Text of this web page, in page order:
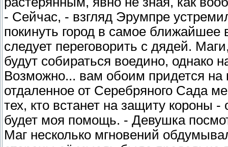
- Сейчас, - взгляд Эрумпре
покинуть город в самое
следует переговорить с дядей.
будут собираться воедино, однако
Возможно... вам обоим придется на
отдаленное от Серебряного Сада
тех, кто встанет на защиту короны
будет моя помощь. - Девушка
Маг несколько мгновений